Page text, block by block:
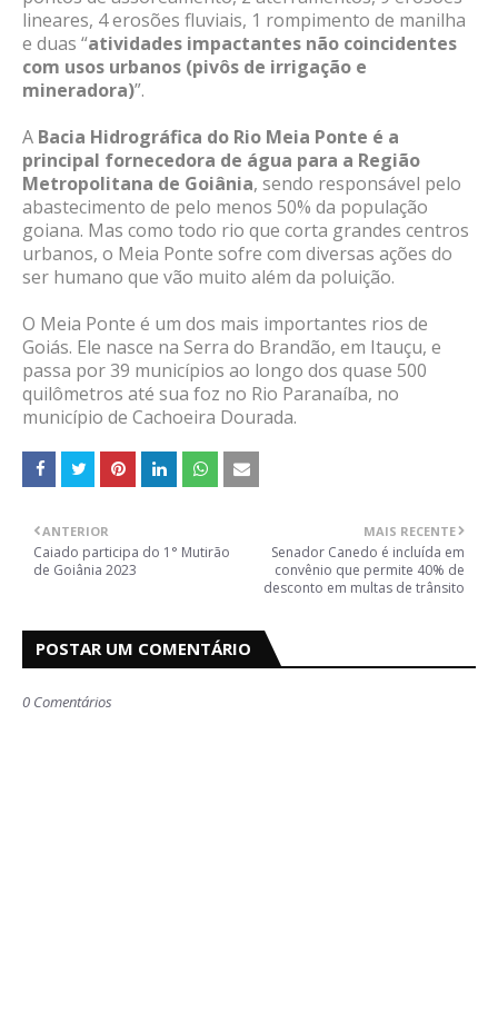
lineares, 4 erosões fluviais, 1 rompimento de manilha
e duas “atividades impactantes não coincidentes
com usos urbanos (pivôs de irrigação e
mineradora)”.
A Bacia Hidrográfica do Rio Meia Ponte é a
principal fornecedora de água para a Região
Metropolitana de Goiânia, sendo responsável pelo
abastecimento de pelo menos 50% da população
goiana. Mas como todo rio que corta grandes centros
urbanos, o Meia Ponte sofre com diversas ações do
ser humano que vão muito além da poluição.
O Meia Ponte é um dos mais importantes rios de
Goiás. Ele nasce na Serra do Brandão, em Itauçu, e
passa por 39 municípios ao longo dos quase 500
quilômetros até sua foz no Rio Paranaíba, no
município de Cachoeira Dourada.
MAIS RECENTE
Senador Canedo é incluída em
convênio que permite 40% de
desconto em multas de trânsito
ANTERIOR
Caiado participa do 1° Mutirão
de Goiânia 2023
POSTAR UM COMENTÁRIO
0 Comentários